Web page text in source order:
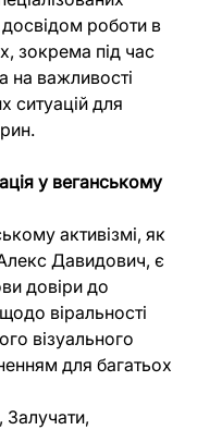
роботи в
зокрема під час
на важливості
ситуацій для
у веганському
активізмі, як
Давидович, є
довіри до
віральності
візуального
для багатьох
Залучати,